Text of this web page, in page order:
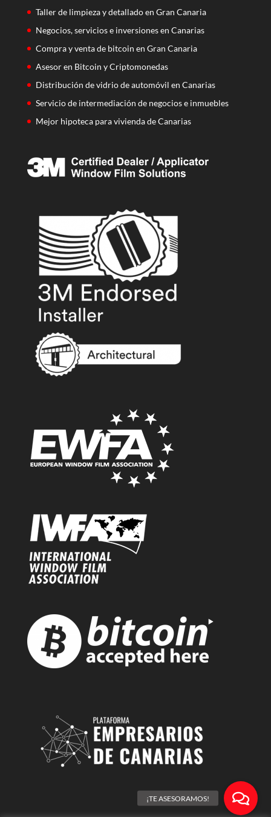
Taller de limpieza y detallado en Gran Canaria
Negocios, servicios e inversiones en Canarias
Compra y venta de bitcoin en Gran Canaria
Asesor en Bitcoin y Criptomonedas
Distribución de vidrio de automóvil en Canarias
Servicio de intermediación de negocios e inmuebles
Mejor hipoteca para vivienda de Canarias